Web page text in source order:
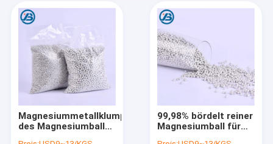
Magnesiummetallklumpenperlen
des Magnesiumballs
99,98% bördelt reiner
Magnesiumball für